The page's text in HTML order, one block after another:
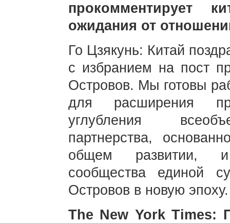
прокомментирует
ожидания от
Го Цзякунь: Китай
с избранием на пост
Островов. Мы готовы
для расширения
углубления
партнерства,
общем развитии, и
сообщества единой
Островов в новую эпоху.
The New York Times: